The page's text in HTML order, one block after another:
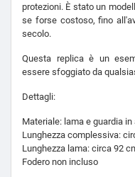
protezioni. È stato un
se forse costoso, fino
secolo.
Questa replica è un
essere sfoggiato da
Dettagli:
Materiale: lama e guardia
Lunghezza complessiva:
Lunghezza lama: circa 92
Fodero non incluso